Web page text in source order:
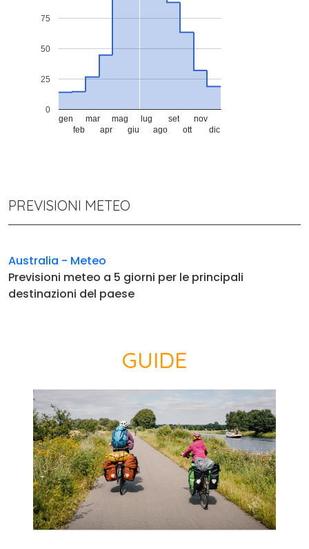
gen
feb
mar
apr
mag
giu
lug
ago
set
ott
nov
dic
0
25
50
75
PREVISIONI METEO
Australia - Meteo
Previsioni meteo a 5 giorni per le principali
destinazioni del paese
GUIDE